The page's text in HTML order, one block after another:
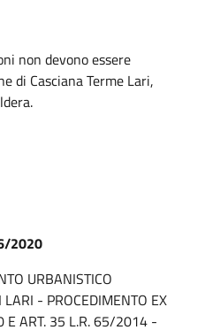
non devono essere
di Casciana Terme Lari,
2020
URBANISTICO
- PROCEDIMENTO EX
E ART. 35 L.R. 65/2014 -